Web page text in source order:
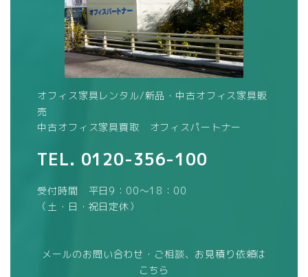
オフィス家具レンタル/新品・中古オフィス家具販
売
中古オフィス家具買取 オフィスパートナー
TEL. 0120-356-100
受付時間 平日9：00～18：00
（土・日・祝日定休）
メールのお問い合わせ・ご相談、お見積り依頼は
こちら